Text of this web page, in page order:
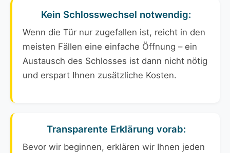
Kein Schlosswechsel notwendig:
Wenn die Tür nur zugefallen ist, reicht in den
meisten Fällen eine einfache Öffnung – ein
Austausch des Schlosses ist dann nicht nötig
und erspart Ihnen zusätzliche Kosten.
Transparente Erklärung vorab:
Bevor wir beginnen, erklären wir Ihnen jeden